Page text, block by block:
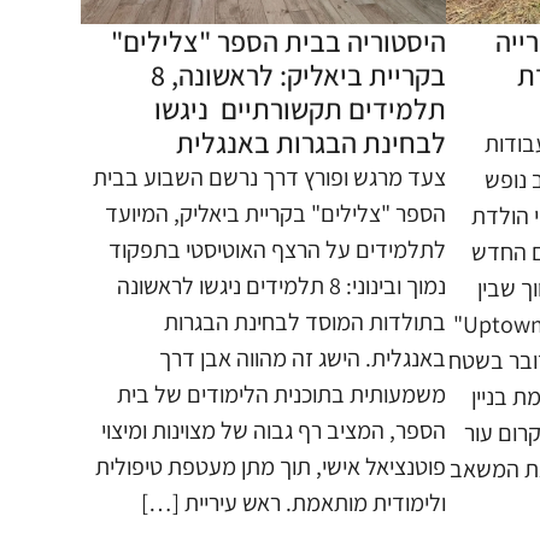
היסטוריה בבית הספר "צלילים"
בקריית ביאליק: לראשונה, 8
תלמידים תקשורתיים ניגשו
לבחינת הבגרות באנגלית
צעד מרגש ופורץ דרך נרשם השבוע בבית
הספר "צלילים" בקריית ביאליק, המיועד
לתלמידים על הרצף האוטיסטי בתפקוד
נמוך ובינוני: 8 תלמידים ניגשו לראשונה
בתולדות המוסד לבחינת הבגרות
באנגלית. הישג זה מהווה אבן דרך
משמעותית בתוכנית הלימודים של בית
הספר, המציב רף גבוה של מצוינות ומיצוי
פוטנציאל אישי, תוך מתן מעטפת טיפולית
ולימודית מותאמת. ראש עיריית […]
נופש
הולדת
החדש
שבין
פרויקט התעסוקה והמגורים "Uptown"
בשטח
בניין
עור
את המשאב